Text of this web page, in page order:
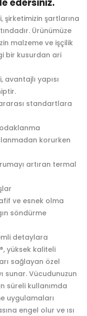
şirketimizin şartlarına
Ürünümüze
malzeme ve işçilik
bir kusurdan ari
avantajlı yapısı
standartlara
korurken
artıran termal
ve esnek olma
söndürme
detaylara
yüksek kaliteli
sağlayan özel
sunar. Vücudunuzun
süreli kullanımda
uygulamaları
engel olur ve ısı